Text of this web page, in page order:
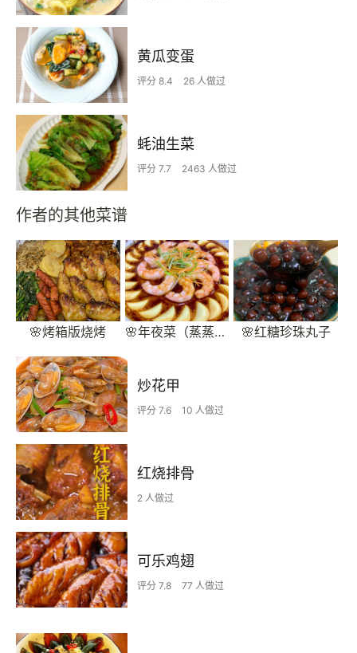
黄瓜变蛋
评分 8.4 26 人做过
蚝油生菜
评分 7.7 2463 人做过
作者的其他菜谱
🌸烤箱版烧烤 🌸年夜菜（蒸蒸日上）虾仁玉子豆腐蒸蛋🍮 🌸红糖珍珠丸子
炒花甲
评分 7.6 10 人做过
红烧排骨
2 人做过
可乐鸡翅
评分 7.8 77 人做过